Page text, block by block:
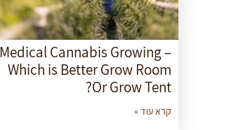
Medical Cannabis Growing –
Which is Better Grow Room
Or Grow Tent?
קרא עוד »